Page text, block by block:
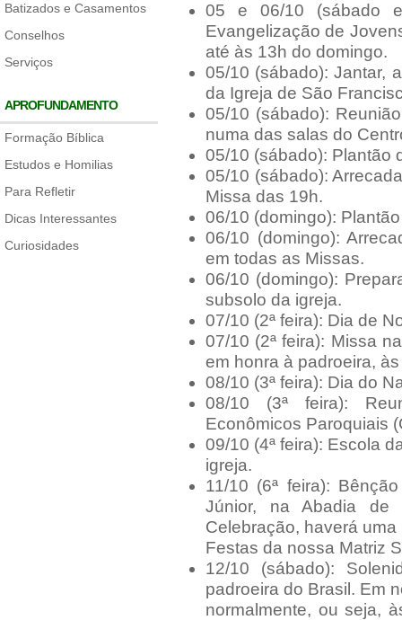
Batizados e Casamentos
Conselhos
Serviços
APROFUNDAMENTO
Formação Bíblica
Estudos e Homilias
Para Refletir
Dicas Interessantes
Curiosidades
05 e 06/10 (sábado e
Evangelização de
até às 13h do domingo.
05/10 (sábado): Jantar,
da Igreja de São
05/10 (sábado):
numa das salas do
05/10 (sábado): Plantão
05/10 (sábado):
Missa das 19h.
06/10 (domingo):
06/10 (domingo):
em todas as Missas.
06/10 (domingo):
subsolo da igreja.
07/10 (2ª feira): Dia de
07/10 (2ª feira): Missa
em honra à padroeira,
08/10 (3ª feira): Dia do
08/10 (3ª feira):
Econômicos Paroquiais
09/10 (4ª feira): Escola
igreja.
11/10 (6ª feira):
Júnior, na Abadia de
Celebração, haverá
Festas da nossa Matriz
12/10 (sábado):
padroeira do Brasil. Em
normalmente, ou seja,